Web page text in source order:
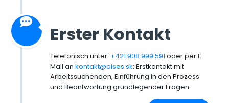
Erster Kontakt
Telefonisch unter: +421 908 999 591oder per E-
Mail ankontakt@alses.sk: Erstkontakt mit
Arbeitssuchenden, Einführung in den Prozess
und Beantwortung grundlegender Fragen.